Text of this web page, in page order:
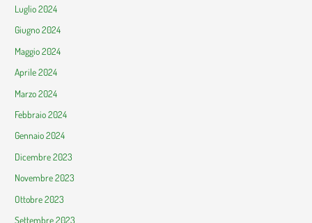
Luglio 2024
Giugno 2024
Maggio 2024
Aprile 2024
Marzo 2024
Febbraio 2024
Gennaio 2024
Dicembre 2023
Novembre 2023
Ottobre 2023
Settembre 2023